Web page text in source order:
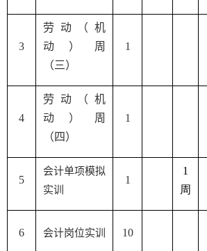
3
劳动（机
动）周
（三）
1
4
劳动（机
动）周
（四）
1
5
会计单项模拟
实训
1
1
周
6 会计岗位实训 10